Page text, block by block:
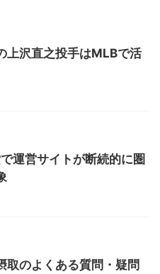
上沢直之投手はMLBで活
運営サイトが断続的に圏
取のよくある質問・疑問